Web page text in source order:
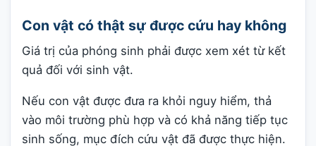
Con vật có thật sự được cứu hay không
Giá trị của phóng sinh phải được xem xét từ kết
quả đối với sinh vật.
Nếu con vật được đưa ra khỏi nguy hiểm, thả
vào môi trường phù hợp và có khả năng tiếp tục
sinh sống, mục đích cứu vật đã được thực hiện.